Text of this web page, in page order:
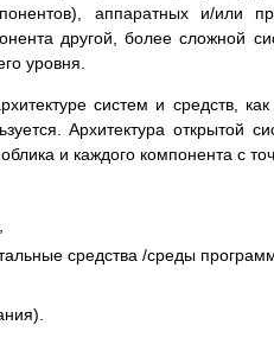
аппаратных и/или
другой, более сложной
уровня.
систем и средств,
Архитектура открытой
и каждого компонента с
средства /среды